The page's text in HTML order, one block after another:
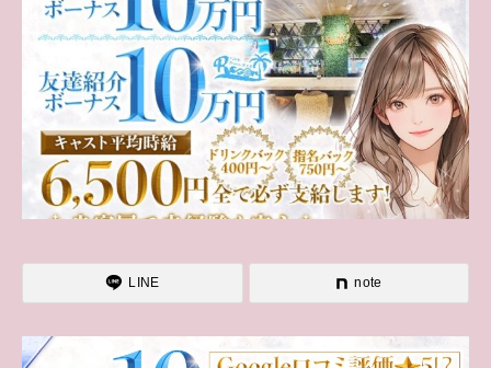
LINE note